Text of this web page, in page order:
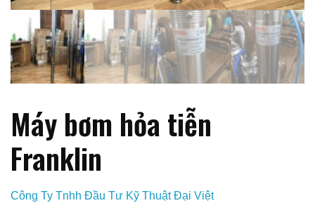
Máy bơm hỏa tiễn
Franklin
Công Ty Tnhh Đầu Tư Kỹ Thuật Đại Việt